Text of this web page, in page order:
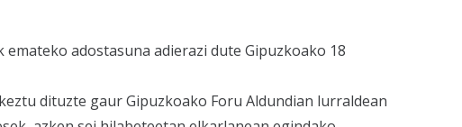
adostasuna adierazi dute Gipuzkoako 18
dituzte gaur Gipuzkoako Foru Aldundian lurraldean